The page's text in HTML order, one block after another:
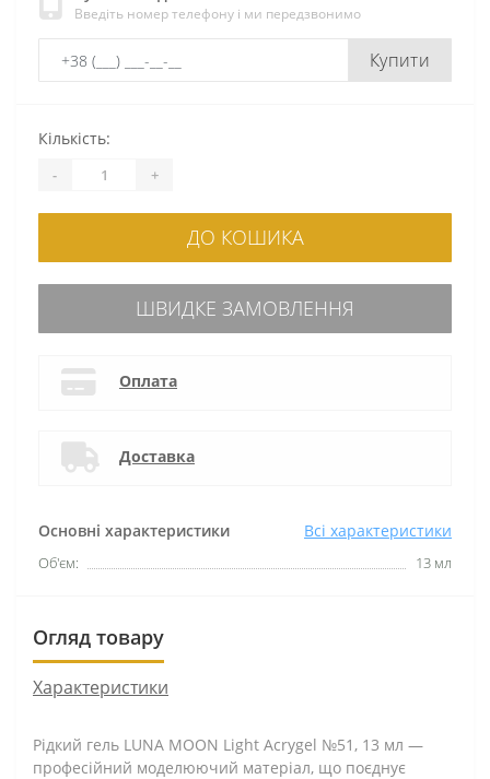
Введіть номер телефону і ми передзвонимо
Купити
Основні характеристики Всі характеристики
Об'єм: 13 мл
Кількість:
- +
ДО КОШИКА
ШВИДКЕ ЗАМОВЛЕННЯ
Оплата
Доставка
Огляд товару
Характеристики
Рідкий гель LUNA MOON Light Acrygel №51, 13 мл —
професійний моделюючий матеріал, що поєднує